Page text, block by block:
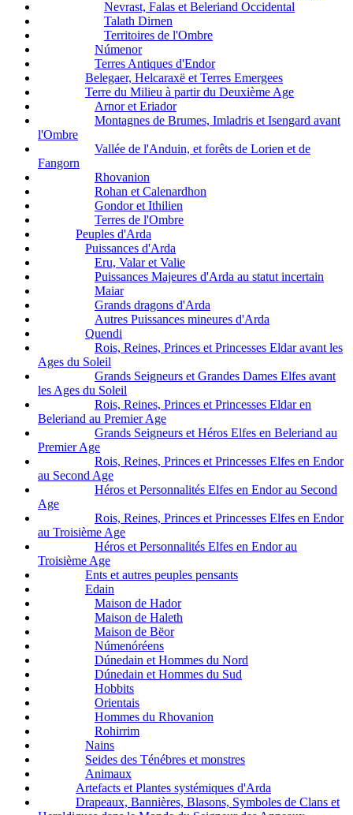
Nevrast, Falas et Beleriand Occidental
Talath Dirnen
Territoires de l'Ombre
Númenor
Terres Antiques d'Endor
Belegaer, Helcaraxë et Terres Emergees
Terre du Milieu à partir du Deuxième Age
Arnor et Eriador
Montagnes de Brumes, Imladris et Isengard avant
l'Ombre
Vallée de l'Anduin, et forêts de Lorien et de
Fangorn
Rhovanion
Rohan et Calenardhon
Gondor et Ithilien
Terres de l'Ombre
Peuples d'Arda
Puissances d'Arda
Eru, Valar et Valie
Puissances Majeures d'Arda au statut incertain
Maiar
Grands dragons d'Arda
Autres Puissances mineures d'Arda
Quendi
Rois, Reines, Princes et Princesses Eldar avant les
Ages du Soleil
Grands Seigneurs et Grandes Dames Elfes avant
les Ages du Soleil
Rois, Reines, Princes et Princesses Eldar en
Beleriand au Premier Age
Grands Seigneurs et Héros Elfes en Beleriand au
Premier Age
Rois, Reines, Princes et Princesses Elfes en Endor
au Second Age
Héros et Personnalités Elfes en Endor au Second
Age
Rois, Reines, Princes et Princesses Elfes en Endor
au Troisième Age
Héros et Personnalités Elfes en Endor au
Troisième Age
Ents et autres peuples pensants
Edain
Maison de Hador
Maison de Haleth
Maison de Bëor
Númenóréens
Dúnedain et Hommes du Nord
Dúnedain et Hommes du Sud
Hobbits
Orientais
Hommes du Rhovanion
Rohirrim
Nains
Seides des Ténébres et monstres
Animaux
Artefacts et Plantes systémiques d'Arda
Drapeaux, Bannières, Blasons, Symboles de Clans et